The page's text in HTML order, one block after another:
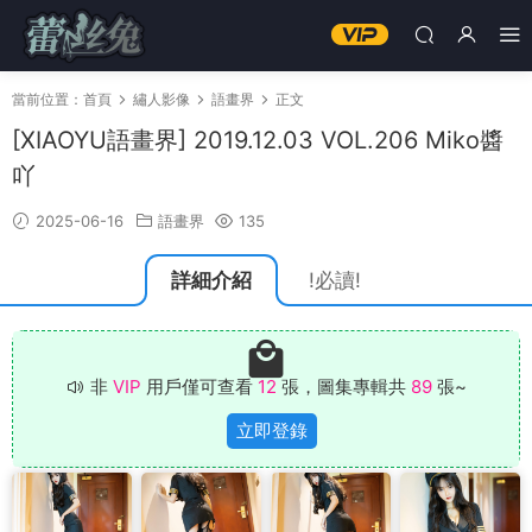
當前位置： 首頁 繡人影像 語畫界 正文
[XIAOYU語畫界] 2019.12.03 VOL.206 Miko醬
吖
2025-06-16 語畫界 135
詳細介紹 !必讀!
非 VIP 用戶僅可查看 12 張，圖集專輯共 89張~
立即登錄